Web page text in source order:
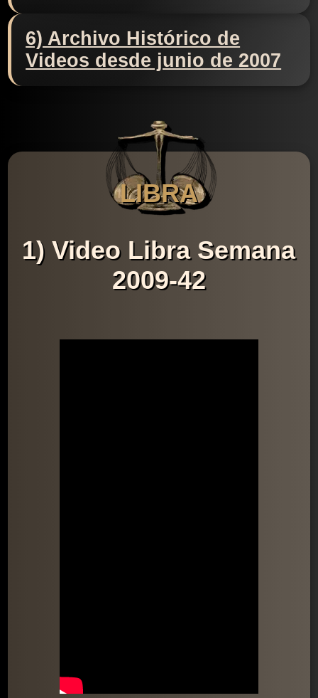
6) Archivo Histórico de
Videos desde junio de 2007
LIBRA
1) Video Libra Semana
2009-42